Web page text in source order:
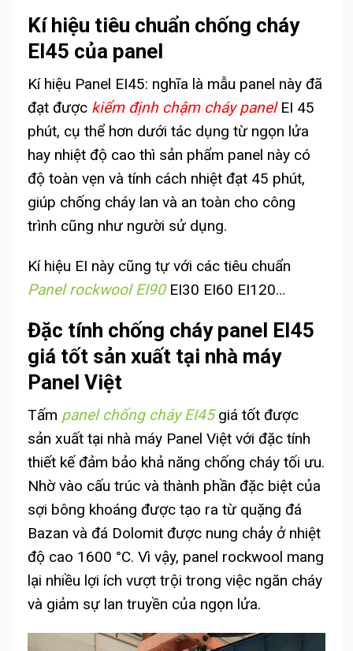
Kí hiệu tiêu chuẩn chống cháy
EI45 của panel
Kí hiệu Panel EI45: nghĩa là mẫu panel này đã
đạt được kiểm định chậm cháy panel EI 45
phút, cụ thể hơn dưới tác dụng từ ngọn lửa
hay nhiệt độ cao thì sản phẩm panel này có
độ toàn vẹn và tính cách nhiệt đạt 45 phút,
giúp chống cháy lan và an toàn cho công
trình cũng như người sử dụng.
Kí hiệu EI này cũng tự với các tiêu chuẩn
Panel rockwool EI90EI30 EI60 EI120…
Đặc tính chống cháy panel EI45
giá tốt sản xuất tại nhà máy
Panel Việt
Tấm panel chống cháy EI45giá tốt được
sản xuất tại nhà máy Panel Việt với đặc tính
thiết kế đảm bảo khả năng chống cháy tối ưu.
Nhờ vào cấu trúc và thành phần đặc biệt của
sợi bông khoáng được tạo ra từ quặng đá
Bazan và đá Dolomit được nung chảy ở nhiệt
độ cao 1600 °C. Vì vậy, panel rockwool mang
lại nhiều lợi ích vượt trội trong việc ngăn cháy
và giảm sự lan truyền của ngọn lửa.